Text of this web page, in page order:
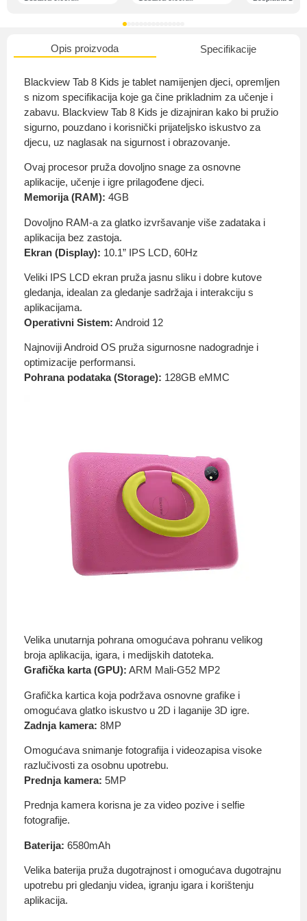
Opis proizvoda Specifikacije
Blackview Tab 8 Kids je tablet namijenjen djeci, opremljen
s nizom specifikacija koje ga čine prikladnim za učenje i
zabavu. Blackview Tab 8 Kids je dizajniran kako bi pružio
sigurno, pouzdano i korisnički prijateljsko iskustvo za
djecu, uz naglasak na sigurnost i obrazovanje.
Ovaj procesor pruža dovoljno snage za osnovne
aplikacije, učenje i igre prilagođene djeci.
Memorija (RAM): 4GB
Dovoljno RAM-a za glatko izvršavanje više zadataka i
aplikacija bez zastoja.
Ekran (Display): 10.1” IPS LCD, 60Hz
Veliki IPS LCD ekran pruža jasnu sliku i dobre kutove
gledanja, idealan za gledanje sadržaja i interakciju s
aplikacijama.
Operativni Sistem: Android 12
Najnoviji Android OS pruža sigurnosne nadogradnje i
optimizacije performansi.
Pohrana podataka (Storage): 128GB eMMC
Velika unutarnja pohrana omogućava pohranu velikog
broja aplikacija, igara, i medijskih datoteka.
Grafička karta (GPU): ARM Mali-G52 MP2
Grafička kartica koja podržava osnovne grafike i
omogućava glatko iskustvo u 2D i laganije 3D igre.
Zadnja kamera: 8MP
Omogućava snimanje fotografija i videozapisa visoke
razlučivosti za osobnu upotrebu.
Prednja kamera: 5MP
Prednja kamera korisna je za video pozive i selfie
fotografije.
Baterija: 6580mAh
Velika baterija pruža dugotrajnost i omogućava dugotrajnu
upotrebu pri gledanju videa, igranju igara i korištenju
aplikacija.
O nama
Privatnost kupca